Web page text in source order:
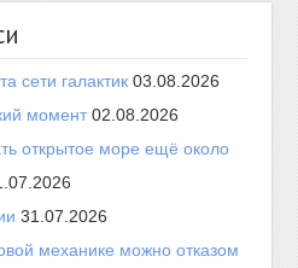
сети галактик 03.08.2026
момент 02.08.2026
открытое море ещё около
31.07.2026
механике можно отказом